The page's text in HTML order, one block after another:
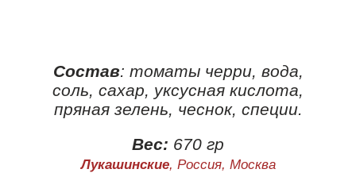
Состав: томаты черри, вода,
соль, сахар, уксусная кислота,
пряная зелень, чеснок, специи.
Вес: 670 гр
Лукашинские, Россия, Москва